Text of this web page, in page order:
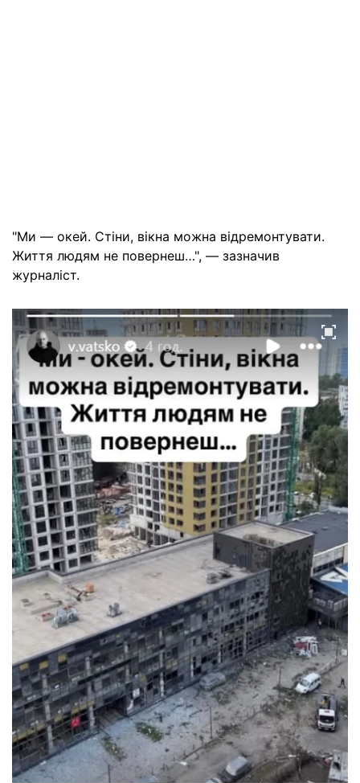
"Ми — окей. Стіни, вікна можна відремонтувати.
Життя людям не повернеш…", — зазначив
журналіст.